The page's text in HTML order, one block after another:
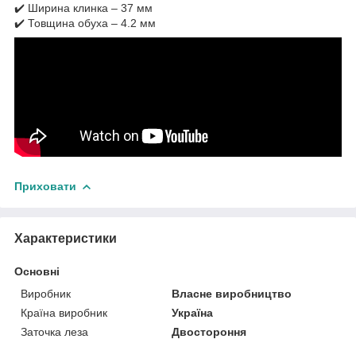
✔️ Ширина клинка – 37 мм
✔️ Товщина обуха – 4.2 мм
Приховати
Характеристики
Основні
Виробник
Власне виробництво
Країна виробник
Україна
Заточка леза
Двостороння